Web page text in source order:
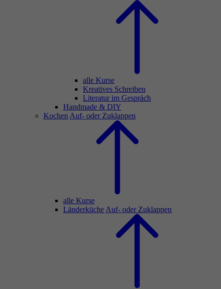
alle Kurse
Kreatives Schreiben
Literatur im Gespräch
Handmade & DIY
Kochen Auf- oder Zuklappen
alle Kurse
Länderküche Auf- oder Zuklappen